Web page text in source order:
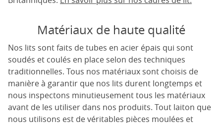
Matériaux de haute qualité
Nos lits sont faits de tubes en acier épais qui sont
soudés et coulés en place selon des techniques
traditionnelles. Tous nos matériaux sont choisis de
manière à garantir que nos lits durent longtemps et
nous inspectons minutieusement tous les matériaux
avant de les utiliser dans nos produits. Tout laiton que
nous utilisons est de véritables pièces moulées et